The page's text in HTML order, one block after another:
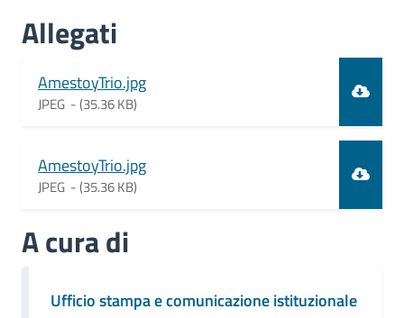
Allegati
AmestoyTrio.jpg
JPEG -(35.36 KB)
AmestoyTrio.jpg
JPEG -(35.36 KB)
A cura di
Ufficio stampa e comunicazione istituzionale